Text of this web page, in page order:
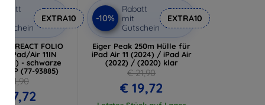
Rabatt
Gutschein
EXTRA10
REACT FOLIO
iPad/Air 11IN
- schwarze
(77-93885)
€ 41,90
€ 37,72
-10%
Rabatt
mit
Gutschein
EXTRA10
Eiger Peak 250m Hülle für
iPad Air 11 (2024) / iPad Air
(2022) / (2020) klar
€ 21,90
€ 19,72